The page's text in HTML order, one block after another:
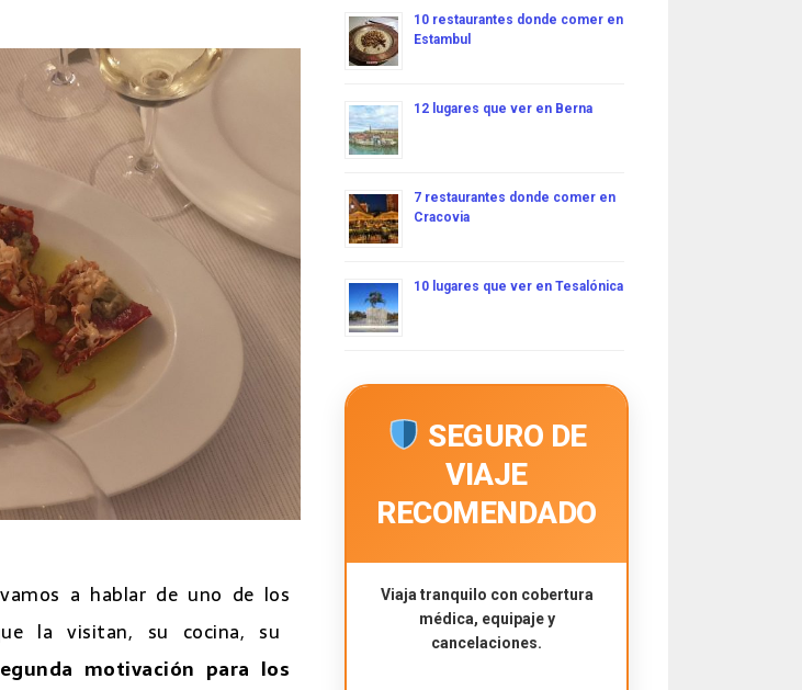
a hablar de uno de los
la visitan, su cocina, su
motivación para los
10 restaurantes donde comer en
Estambul
12 lugares que ver en Berna
7 restaurantes donde comer en
Cracovia
10 lugares que ver en Tesalónica
SEGURO DE
VIAJE
RECOMENDADO
Viaja tranquilo con cobertura
médica, equipaje y
cancelaciones.